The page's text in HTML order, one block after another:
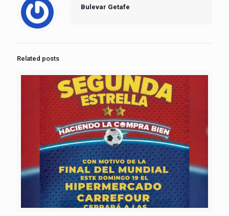
Bulevar Getafe
Related posts